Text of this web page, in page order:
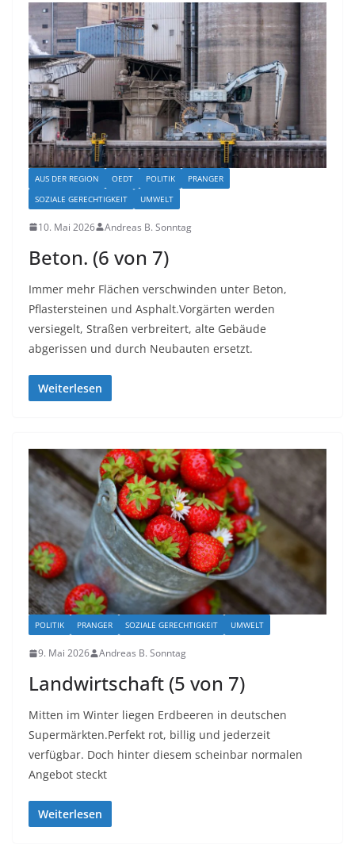
AUS DER REGION OEDT POLITIK
PRANGER
SOZIALE GERECHTIGKEIT
UMWELT
10. Mai 2026 Andreas B. Sonntag
Beton. (6 von 7)
Immer mehr Flächen verschwinden unter Beton,
Pflastersteinen und Asphalt.Vorgärten werden
versiegelt, Straßen verbreitert, alte Gebäude
abgerissen und durch Neubauten ersetzt.
Weiterlesen
POLITIK PRANGER SOZIALE GERECHTIGKEIT UMWELT
9. Mai 2026 Andreas B. Sonntag
Landwirtschaft (5 von 7)
Mitten im Winter liegen Erdbeeren in deutschen
Supermärkten.Perfekt rot, billig und jederzeit
verfügbar. Doch hinter diesem scheinbar normalen
Angebot steckt
Weiterlesen